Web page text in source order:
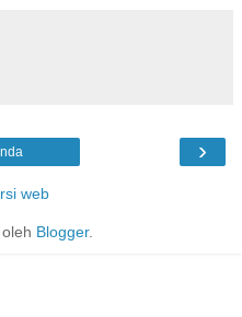
›
web
Blogger.